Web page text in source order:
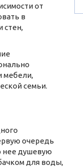
от
в
стен,
мебели,
семьи.
очередь
нее душевую
для воды,